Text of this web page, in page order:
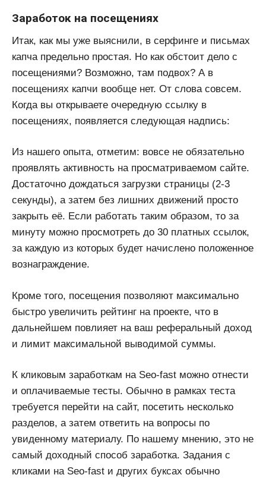
Заработок на посещениях
Итак, как мы уже выяснили, в серфинге и письмах
капча предельно простая. Но как обстоит дело с
посещениями? Возможно, там подвох? А в
посещениях капчи вообще нет. От слова совсем.
Когда вы открываете очередную ссылку в
посещениях, появляется следующая надпись:
Из нашего опыта, отметим: вовсе не обязательно
проявлять активность на просматриваемом сайте.
Достаточно дождаться загрузки страницы (2-3
секунды), а затем без лишних движений просто
закрыть её. Если работать таким образом, то за
минуту можно просмотреть до 30 платных ссылок,
за каждую из которых будет начислено положенное
вознаграждение.
Кроме того, посещения позволяют максимально
быстро увеличить рейтинг на проекте, что в
дальнейшем повлияет на ваш реферальный доход
и лимит максимальной выводимой суммы.
К кликовым заработкам на Seo-fast можно отнести
и оплачиваемые тесты. Обычно в рамках теста
требуется перейти на сайт, посетить несколько
разделов, а затем ответить на вопросы по
увиденному материалу. По нашему мнению, это не
самый доходный способ заработка. Задания с
кликами на Seo-fast и других буксах обычно